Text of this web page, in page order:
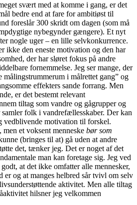
svært med at komme i gang, er det
bedre end at fare for ambitiøst til
foreslår 300 skridt om dagen (som må
nybegynder gængere). Et nyt
nogle uger – en lille selvkonkurrence.
ikke den eneste motivation og den har
der har sløret fokus på andre
fornemmelse. Jeg ser mange, der
målingstrummerum i målrettet gang” og
effekters sande forrang. Men
er det bestemt relevant
tiltag som vandre og gågrupper og
folk i vandrefællesskaber. Der kan
vedblivende motivation til forskel.
et voksent menneske bør som
(bringes til at) gå uden at andre
det, tænker jeg. Det er noget af det
man kan foretage sig. Jeg ved
at det ikke omfatter alle mennesker,
er og at manges helbred sår tvivl om selv
aktivitet. Men alle tiltag
hilsner jeg velkommen